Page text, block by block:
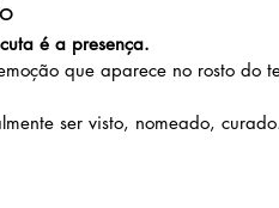
é a presença.
que aparece no rosto do
ser visto, nomeado, curado.